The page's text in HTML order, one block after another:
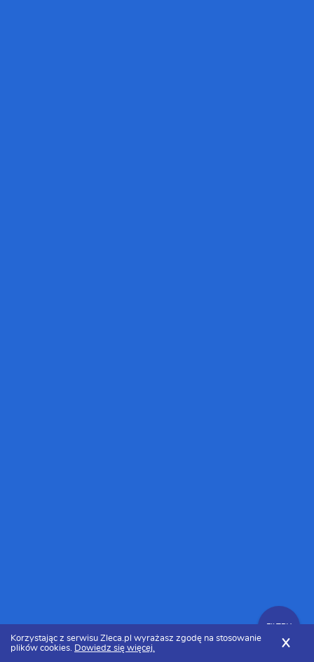
FILTRY
Korzystając z serwisu Zleca.pl wyrażasz zgodę na stosowanie
plików cookies. Dowiedz się więcej. X